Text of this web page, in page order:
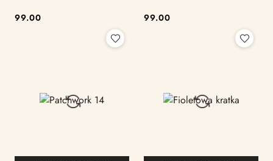
Cena:
99.00 Cena:
99.00